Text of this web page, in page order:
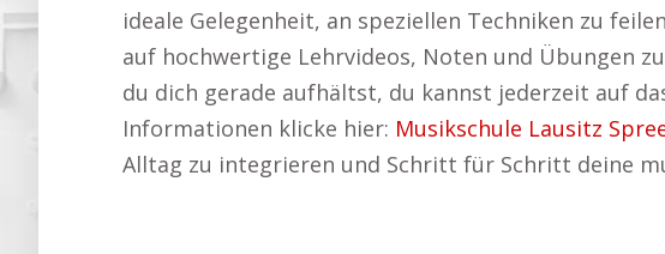
ideale Gelegenheit, an speziellen Techniken zu
auf hochwertige Lehrvideos, Noten und Übungen
du dich gerade aufhältst, du kannst jederzeit auf
Informationen klicke hier: Musikschule Lausitz
Alltag zu integrieren und Schritt für Schritt deine